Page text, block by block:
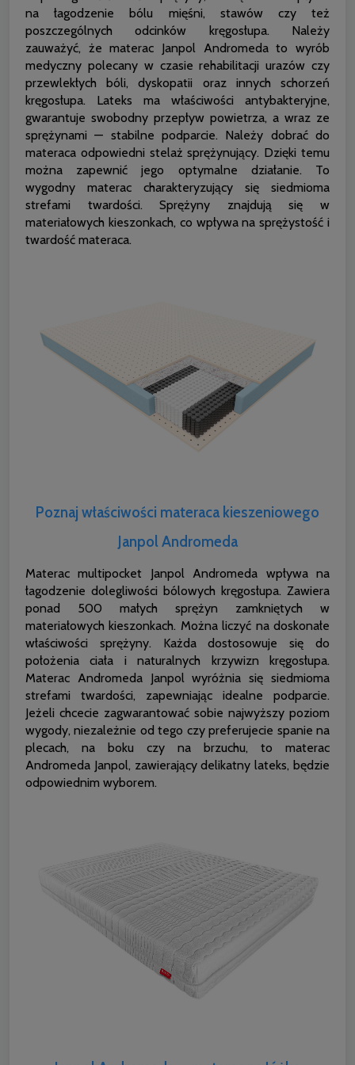
na łagodzenie bólu mięśni, stawów czy też
poszczególnych odcinków kręgosłupa. Należy
zauważyć, że materac Janpol Andromeda to wyrób
medyczny polecany w czasie rehabilitacji urazów czy
przewlekłych bóli, dyskopatii oraz innych schorzeń
kręgosłupa. Lateks ma właściwości antybakteryjne,
gwarantuje swobodny przepływ powietrza, a wraz ze
sprężynami — stabilne podparcie. Należy dobrać do
materaca odpowiedni stelaż sprężynujący. Dzięki temu
można zapewnić jego optymalne działanie. To
wygodny materac charakteryzujący się siedmioma
strefami twardości. Sprężyny znajdują się w
materiałowych kieszonkach, co wpływa na sprężystość i
twardość materaca.
Poznaj właściwości materaca kieszeniowego
Janpol Andromeda
Materac multipocket Janpol Andromeda wpływa na
łagodzenie dolegliwości bólowych kręgosłupa. Zawiera
ponad 500 małych sprężyn zamkniętych w
materiałowych kieszonkach. Można liczyć na doskonałe
właściwości sprężyny. Każda dostosowuje się do
położenia ciała i naturalnych krzywizn kręgosłupa.
Materac Andromeda Janpol wyróżnia się siedmioma
strefami twardości, zapewniając idealne podparcie.
Jeżeli chcecie zagwarantować sobie najwyższy poziom
wygody, niezależnie od tego czy preferujecie spanie na
plecach, na boku czy na brzuchu, to materac
Andromeda Janpol, zawierający delikatny lateks, będzie
odpowiednim wyborem.